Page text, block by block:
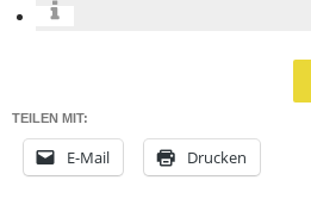
TEILEN MIT:
E-Mail Drucken